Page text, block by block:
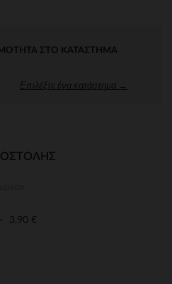
ΣΤΟ ΚΑΤΆΣΤΗΜΑ
Επιλέξτε ένα κατάστημα →
3,90 €